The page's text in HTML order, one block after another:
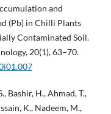
and
(Pb) in Chilli Plants
Contaminated Soil.
20(1), 63–70.
Bashir, H., Ahmad, T.,
K., Nadeem, M.,